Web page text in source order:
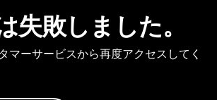
敗しました。
ーサービスから再度アクセスしてく